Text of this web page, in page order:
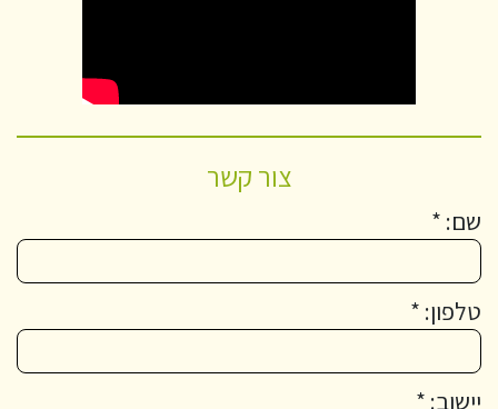
צור קשר
שם: *
טלפון: *
יישוב: *